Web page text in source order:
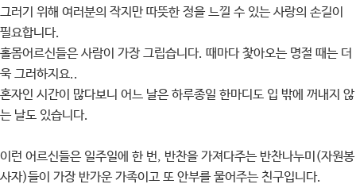
그러기 위해 여러분의 작지만 따뜻한 정을 느낄 수 있는 사랑의 손길이
필요합니다.
홀몸어르신들은 사람이 가장 그립습니다. 때마다 찿아오는 명절 때는 더
욱 그러하지요..
혼자인 시간이 많다보니 어느 날은 하루종일 한마디도 입 밖에 꺼내지 않
는 날도 있습니다.
이런 어르신들은 일주일에 한 번, 반찬을 가져다주는 반찬나누미(자원봉
사자)들이 가장 반가운 가족이고 또 안부를 물어주는 친구입니다.